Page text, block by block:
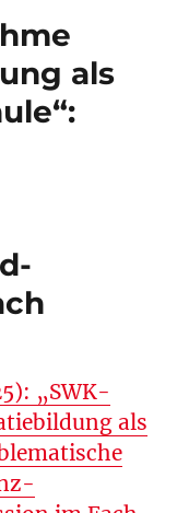
als
„SWK-
als